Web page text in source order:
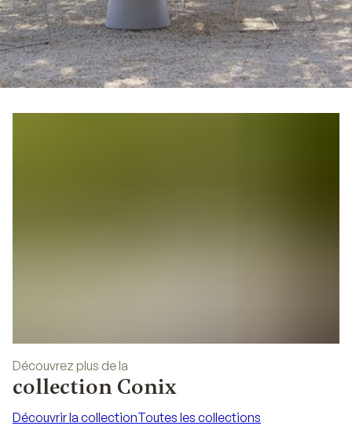
Découvrez plus de la
collection Conix
Découvrir la collectionToutes les collections